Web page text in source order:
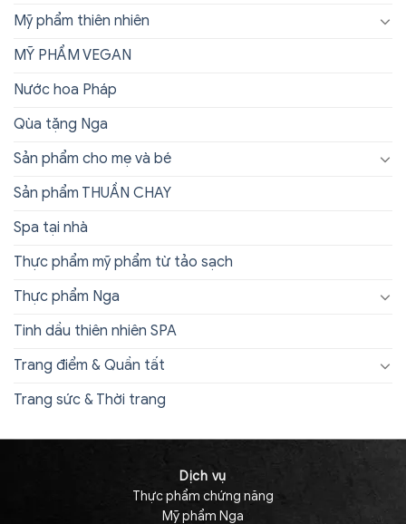
Mỹ phẩm thiên nhiên
MỸ PHẨM VEGAN
Nước hoa Pháp
Qùa tặng Nga
Sản phẩm cho mẹ và bé
Sản phẩm THUẦN CHAY
Spa tại nhà
Thực phẩm mỹ phẩm từ tảo sạch
Thực phẩm Nga
Tinh dầu thiên nhiên SPA
Trang điểm & Quần tất
Trang sức & Thời trang
Dịch vụ
Thực phẩm chứng năng
Mỹ phẩm Nga